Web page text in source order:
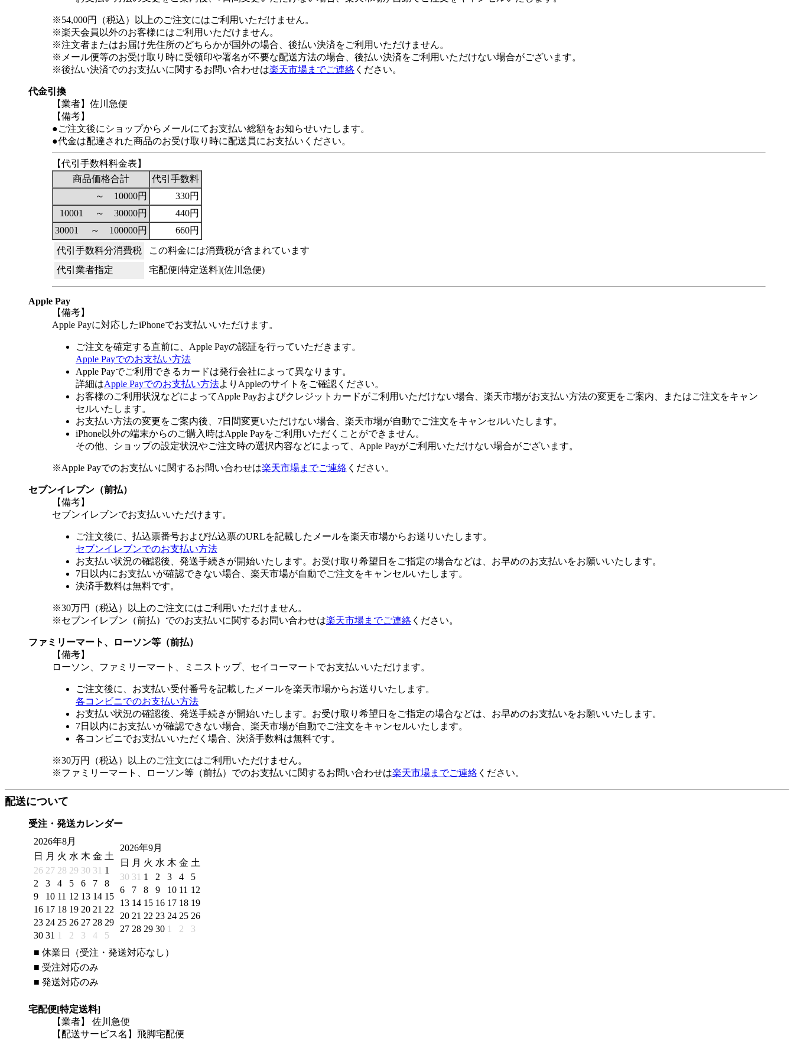
※54,000円（税込）以上のご注文にはご利用いただけません。
※楽天会員以外のお客様にはご利用いただけません。
※注文者またはお届け先住所のどちらかが国外の場合、後払い決済をご利用いただけません。
※メール便等のお受け取り時に受領印や署名が不要な配送方法の場合、後払い決済をご利用いただけない場合がございます。
※後払い決済でのお支払いに関するお問い合わせは楽天市場までご連絡 ください。
代金引換
【業者】佐川急便
【備考】
●ご注文後にショップからメールにてお支払い総額をお知らせいたします。
●代金は配達された商品のお受け取り時に配送員にお支払いください。
【代引手数料料金表】
商品価格合計
代引手数料
～ 10000円
330円
10001 ～ 30000円
440円
30001 ～ 100000円
660円
代引手数料分消費税
この料金には消費税が含まれています
代引業者指定
宅配便[特定送料](佐川急便)
Apple Pay
【備考】
Apple Payに対応したiPhoneでお支払いいただけます。
ご注文を確定する直前に、Apple Payの認証を行っていただきます。
Apple Payでのお支払い方法
Apple Payでご利用できるカードは発行会社によって異なります。
詳細はApple Payでのお支払い方法よりAppleのサイトをご確認ください。
お客様のご利用状況などによってApple Payおよびクレジットカードがご利用いただけない場合、楽天市場がお支払い方法の変更をご案内、またはご注文をキャン
セルいたします。
お支払い方法の変更をご案内後、7日間変更いただけない場合、楽天市場が自動でご注文をキャンセルいたします。
iPhone以外の端末からのご購入時はApple Payをご利用いただくことができません。
その他、ショップの設定状況やご注文時の選択内容などによって、Apple Payがご利用いただけない場合がございます。
※Apple Payでのお支払いに関するお問い合わせは楽天市場までご連絡 ください。
セブンイレブン（前払）
【備考】
セブンイレブンでお支払いいただけます。
ご注文後に、払込票番号および払込票のURLを記載したメールを楽天市場からお送りいたします。
セブンイレブンでのお支払い方法
お支払い状況の確認後、発送手続きが開始いたします。お受け取り希望日をご指定の場合などは、お早めのお支払いをお願いいたします。
7日以内にお支払いが確認できない場合、楽天市場が自動でご注文をキャンセルいたします。
決済手数料は無料です。
※30万円（税込）以上のご注文にはご利用いただけません。
※セブンイレブン（前払）でのお支払いに関するお問い合わせは楽天市場までご連絡 ください。
ファミリーマート、ローソン等（前払）
【備考】
ローソン、ファミリーマート、ミニストップ、セイコーマートでお支払いいただけます。
ご注文後に、お支払い受付番号を記載したメールを楽天市場からお送りいたします。
各コンビニでのお支払い方法
お支払い状況の確認後、発送手続きが開始いたします。お受け取り希望日をご指定の場合などは、お早めのお支払いをお願いいたします。
7日以内にお支払いが確認できない場合、楽天市場が自動でご注文をキャンセルいたします。
各コンビニでお支払いいただく場合、決済手数料は無料です。
※30万円（税込）以上のご注文にはご利用いただけません。
※ファミリーマート、ローソン等（前払）でのお支払いに関するお問い合わせは楽天市場までご連絡 ください。
配送について
受注・発送カレンダー
2026年8月
日
月 火 水 木 金 土
26 27 28 29 30 31 1
2
3 4 5 6 7
8
9
10 11 12 13 14 15
16 17 18 19 20 21 22
23 24 25 26 27 28 29
30 31 1 2 3 4 5
2026年9月
日
月 火 水 木 金 土
30 31 1 2 3 4
5
6
7 8 9 10 11 12
13 14 15 16 17 18 19
20 21 22 23 24 25 26
27 28 29 30 1 2 3
■ 休業日（受注・発送対応なし）
■ 受注対応のみ
■ 発送対応のみ
宅配便[特定送料]
【業者】 佐川急便
【配送サービス名】飛脚宅配便